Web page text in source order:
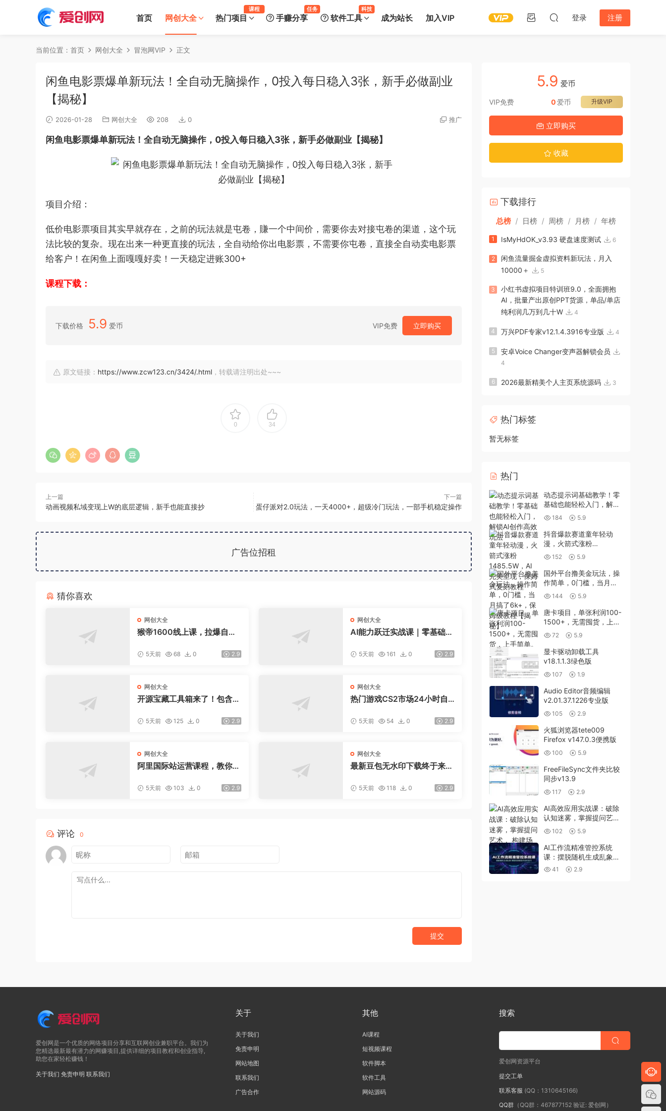
首页 网创大全 热门项目
课程
手赚分享
任务
软件工具
科技
成为站长 加入VIP 登录 注册
当前位置： 首页 网创大全 冒泡网VIP 正文
闲鱼电影票爆单新玩法！全自动无脑操作，0投入每日稳入3张，新手必做副业
【揭秘】
2026-01-28 网创大全 208 0 推广
闲鱼电影票爆单新玩法！全自动无脑操作，0投入每日稳入3张，新手必做副业【揭秘】
项目介绍：
低价电影票项目其实早就存在，之前的玩法就是屯卷，賺一个中间价，需要你去对接屯卷的渠道，这个玩
法比较的复杂。现在出来一种更直接的玩法，全自动给你出电影票，不需要你屯卷，直接全自动卖电影票
给客户！在闲鱼上面嘎嘎好卖！一天稳定进账300+
课程下载：
下载价格 5.9 爱币 VIP免费 立即购买
原文链接： https://www.zcw123.cn/3424/.html ，转载请注明出处~~~
0 34
上一篇
动画视频私域变现上W的底层逻辑，新手也能直接抄
下一篇
蛋仔派对2.0玩法，一天4000+，超级冷门玩法，一部手机稳定操作
广告位招租
猜你喜欢
网创大全
猴帝1600线上课，拉爆自然
策下，自然流破圈攻略【更新
5天前 68 0 2.9
网创大全
AI能力跃迁实战课｜零基础玩
+智能体自动化全落地教学
5天前 161 0 2.9
网创大全
开源宝藏工具箱来了！包含P
0+工具，完全离线免费使用t
5天前 125 0 2.9
网创大全
热门游戏CS2市场24小时自
数据进行验证，简单易上手，
5天前 54 0 2.9
网创大全
阿里国际站运营课程，教你用
品店铺权重，抢占平台流量
5天前 103 0 2.9
网创大全
最新豆包无水印下载终于来
秒视频配置本地账户管理及批
5天前 118 0 2.9
评论 0
提交
5.9 爱币
VIP免费 升级VIP
0 爱币
立即购买
收藏
下载排行
总榜 / 日榜 / 周榜 / 月榜 / 年榜
1 IsMyHdOK_v3.93 硬盘速度测试 6
2
闲鱼流量掘金虚拟资料新玩法，月入
10000＋
5
3
小红书虚拟项目特训班9.0，全面拥抱
AI，批量产出原创PPT货源，单品/单店
纯利润几万到几十W
4
4 万兴PDF专家v12.1.4.3916专业版 4
5 安卓Voice Changer变声器解锁会员
4
6 2026最新精美个人主页系统源码 3
热门标签
暂无标签
热门
动态提示词基础教学！零
基础也能轻松入门，解锁
AI创作高效玩法
184 5.9
抖音爆款赛道童年轻动
漫，火箭式涨粉
1485.5W，AI完美呈现，
保姆式复刻教程
152 5.9
国外平台撸美金玩法，操
作简单，0门槛，当月搞
了6k+，保姆级教程【揭
秘】
144 5.9
唐卡项目，单张利润100-
1500+，无需囤货，上手
简单。
72 5.9
显卡驱动卸载工具
v18.1.1.3绿色版
107 1.9
Audio Editor音频编辑
v2.01.37.1226专业版
105 2.9
火狐浏览器tete009
Firefox v147.0.3便携版
100 5.9
FreeFileSync文件夹比较
同步v13.9
117 2.9
AI高效应用实战课：破除
认知迷雾，掌握提问艺
术， 构建场录化能力，新
手快速上手
102 5.9
AI工作流精准管控系统
课：摆脱随机生成乱象，
掌握导演级指令创作技巧
41 2.9
爱创网是一个优质的网络项目分享和互联网创业兼职平台。我们为
您精选最新最有潜力的网赚项目,提供详细的项目教程和创业指导,
助您在家轻松赚钱！
关于我们 免责申明 联系我们
关于
关于我们
免责申明
网站地图
联系我们
广告合作
其他
AI课程
短视频课程
软件脚本
软件工具
网站源码
搜索
爱创网资源平台
提交工单
联系客服 (QQ：1310645166)
QQ群（QQ群：467877152 验证: 爱创网）